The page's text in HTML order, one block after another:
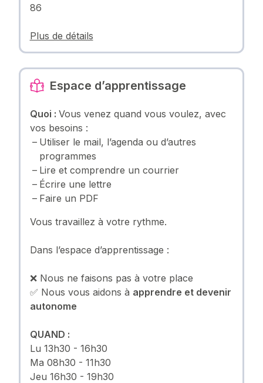
86
Plus de détails
Espace d’apprentissage
Quoi : Vous venez quand vous voulez, avec
vos besoins :
Utiliser le mail, l’agenda ou d’autres
programmes
Lire et comprendre un courrier
Écrire une lettre
Faire un PDF
Vous travaillez à votre rythme.
Dans l’espace d’apprentissage :
❌ Nous ne faisons pas à votre place
✅ Nous vous aidons à apprendre et devenir
autonome
QUAND :
Lu 13h30 - 16h30
Ma 08h30 - 11h30
Jeu 16h30 - 19h30